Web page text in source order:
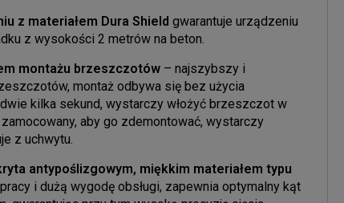
z materiałem Dura Shield gwarantuje urządzeniu
z wysokości 2 metrów na beton.
montażu brzeszczotów – najszybszy i
montaż odbywa się bez użycia
kilka sekund, wystarczy włożyć brzeszczot w
aby go zdemontować, wystarczy
z uchwytu.
antypoślizgowym, miękkim materiałem typu
i dużą wygodę obsługi, zapewnia optymalny kąt